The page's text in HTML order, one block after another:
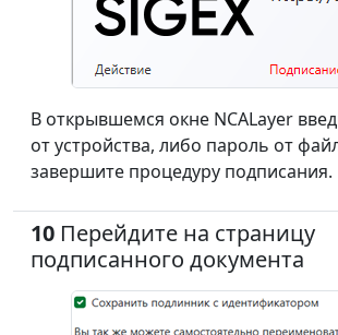
В открывшемся окне NCALayer
от устройства, либо пароль от
завершите процедуру подписания.
10 Перейдите на страницу
подписанного документа